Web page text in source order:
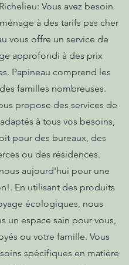
Vous avez besoin
à des tarifs pas cher
vous offre un service de
approfondi à des prix
Papineau comprend les
familles nombreuses.
propose des services de
à tous vos besoins,
pour des bureaux, des
ou des résidences.
aujourd'hui pour une
En utilisant des produits
écologiques, nous
un espace sain pour vous,
ou votre famille. Vous
spécifiques en matière